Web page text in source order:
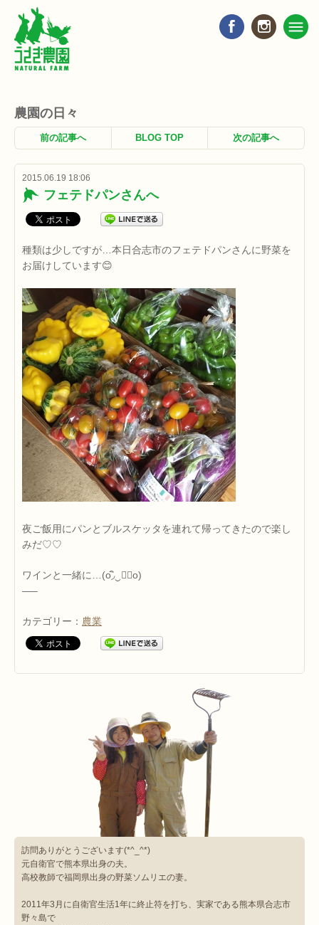
農園の日々
前の記事へ BLOG TOP 次の記事へ
2015.06.19 18:06
フェテドパンさんへ
種類は少しですが…本日合志市のフェテドパンさんに野菜を
お届けしています😊
夜ご飯用にパンとブルスケッタを連れて帰ってきたので楽し
みだ♡♡
ワインと一緒に…(o◞ิ‿◟ิo)
—–
カテゴリー： 農業
訪問ありがとうございます(*^_^*)
元自衛官で熊本県出身の夫。
高校教師で福岡県出身の野菜ソムリエの妻。
2011年3月に自衛官生活1年に終止符を打ち、実家である熊本県合志市
野々島で